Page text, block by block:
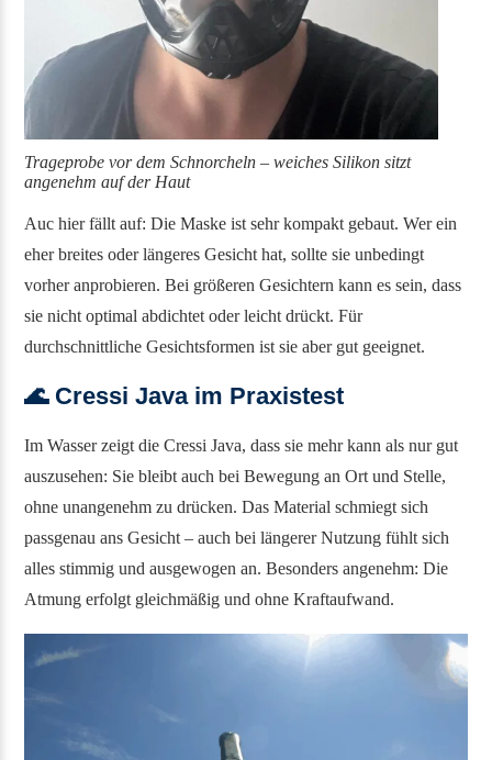
Trageprobe vor dem Schnorcheln – weiches Silikon sitzt
angenehm auf der Haut
Auc hier fällt auf: Die Maske ist sehr kompakt gebaut. Wer ein
eher breites oder längeres Gesicht hat, sollte sie unbedingt
vorher anprobieren. Bei größeren Gesichtern kann es sein, dass
sie nicht optimal abdichtet oder leicht drückt. Für
durchschnittliche Gesichtsformen ist sie aber gut geeignet.
🌊 Cressi Java im Praxistest
Im Wasser zeigt die Cressi Java, dass sie mehr kann als nur gut
auszusehen: Sie bleibt auch bei Bewegung an Ort und Stelle,
ohne unangenehm zu drücken. Das Material schmiegt sich
passgenau ans Gesicht – auch bei längerer Nutzung fühlt sich
alles stimmig und ausgewogen an. Besonders angenehm: Die
Atmung erfolgt gleichmäßig und ohne Kraftaufwand.